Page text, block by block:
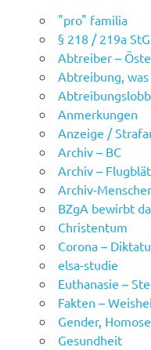
"pro" familia
§ 218 / 219a
Abtreiber –
Abtreibung, was
Anmerkungen
Anzeige /
Archiv – BC
Archiv –
Archiv-
BZgA bewirbt
Christentum
Corona –
elsa-studie
Euthanasie –
Fakten –
Gender,
Gesundheit